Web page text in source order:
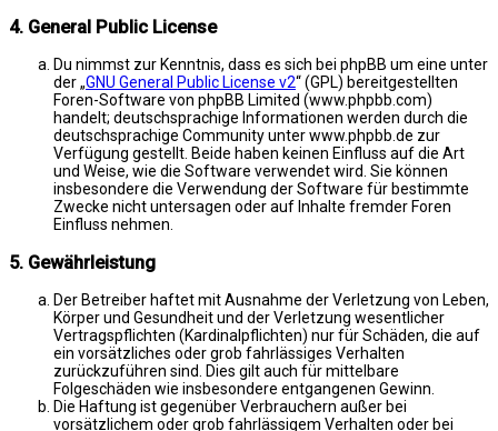
4. General Public License
Du nimmst zur Kenntnis, dass es sich bei phpBB um eine unter
der „GNU General Public License v2“ (GPL) bereitgestellten
Foren-Software von phpBB Limited (www.phpbb.com)
handelt; deutschsprachige Informationen werden durch die
deutschsprachige Community unter www.phpbb.de zur
Verfügung gestellt. Beide haben keinen Einfluss auf die Art
und Weise, wie die Software verwendet wird. Sie können
insbesondere die Verwendung der Software für bestimmte
Zwecke nicht untersagen oder auf Inhalte fremder Foren
Einfluss nehmen.
5. Gewährleistung
Der Betreiber haftet mit Ausnahme der Verletzung von Leben,
Körper und Gesundheit und der Verletzung wesentlicher
Vertragspflichten (Kardinalpflichten) nur für Schäden, die auf
ein vorsätzliches oder grob fahrlässiges Verhalten
zurückzuführen sind. Dies gilt auch für mittelbare
Folgeschäden wie insbesondere entgangenen Gewinn.
Die Haftung ist gegenüber Verbrauchern außer bei
vorsätzlichem oder grob fahrlässigem Verhalten oder bei